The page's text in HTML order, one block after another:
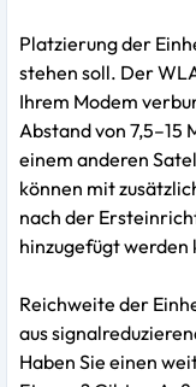
Platzierung der
stehen soll. Der
Ihrem Modem
Abstand von 7,5–15
einem anderen
können mit
nach der
hinzugefügt werden
Reichweite der
aus
Haben Sie einen